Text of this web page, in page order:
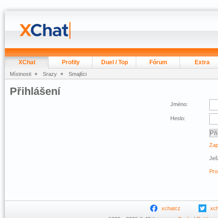
XChat Profily Duel / Top Fórum Extra
Místnosti Srazy Smajlíci
Přihlášení
Jméno:
Heslo:
xchatcz